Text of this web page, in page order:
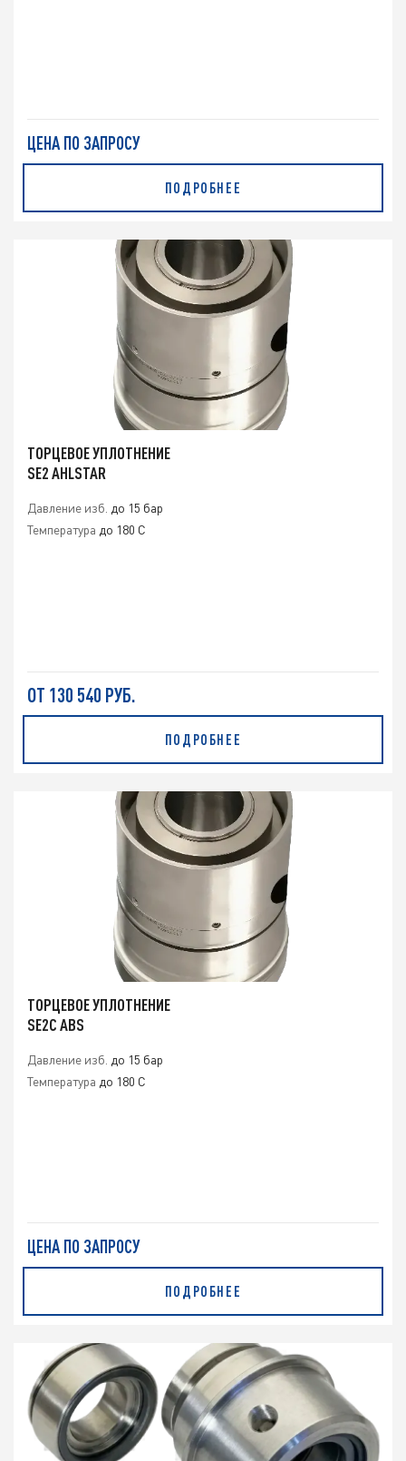
ЦЕНА ПО ЗАПРОСУ
ПОДРОБНЕЕ
ТОРЦЕВОЕ УПЛОТНЕНИЕ
SE2 AHLSTAR
Давление изб. до 15 бар
Температура до 180 C
ОТ 130 540 РУБ.
ПОДРОБНЕЕ
ТОРЦЕВОЕ УПЛОТНЕНИЕ
SE2C ABS
Давление изб. до 15 бар
Температура до 180 C
ЦЕНА ПО ЗАПРОСУ
ПОДРОБНЕЕ